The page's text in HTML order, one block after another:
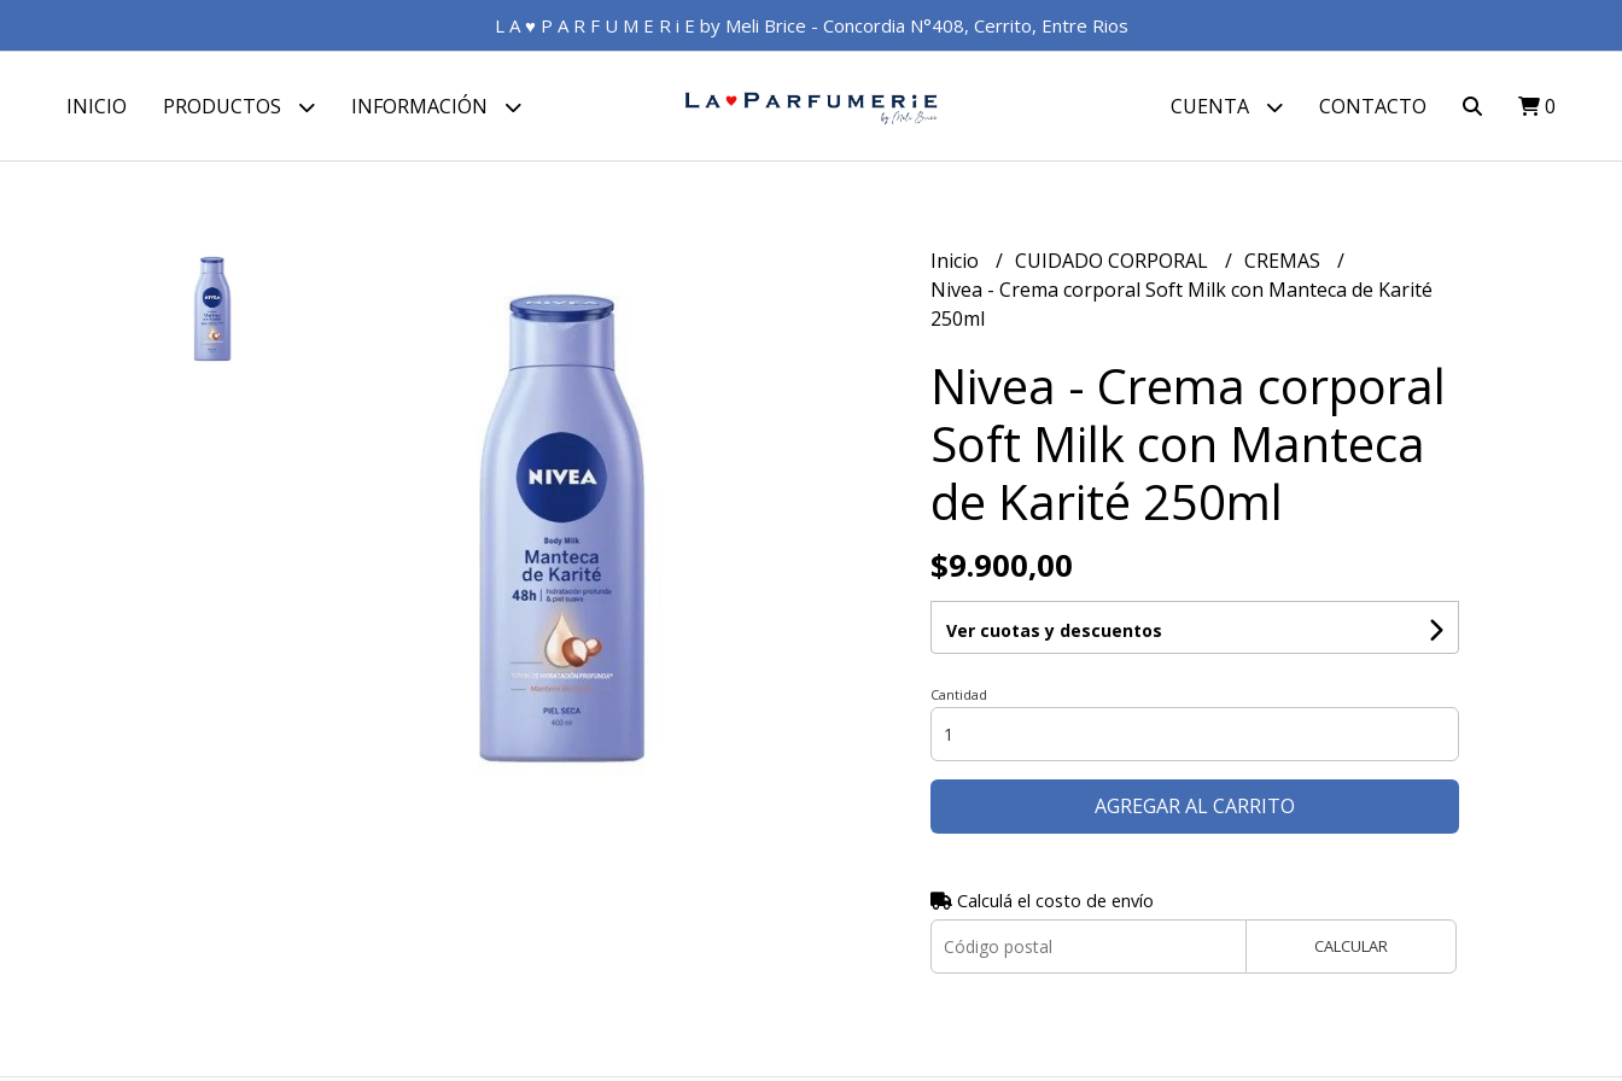
L A ♥ P A R F U M E R i E by Meli Brice - Concordia N°408, Cerrito, Entre Rios
INICIO PRODUCTOS INFORMACIÓN CUENTA CONTACTO 0
Inicio CUIDADO CORPORAL
CREMAS
Nivea - Crema corporal Soft Milk con Manteca de Karité
250ml
Nivea - Crema corporal
Soft Milk con Manteca
de Karité 250ml
$9.900,00
Ver cuotas y descuentos
Cantidad
AGREGAR AL CARRITO
Calculá el costo de envío
CALCULAR